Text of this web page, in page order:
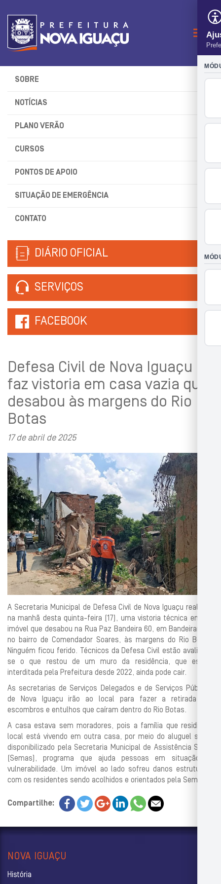
SOBRE
NOTÍCIAS
PLANO VERÃO
CURSOS
PONTOS DE APOIO
SITUAÇÃO DE EMERGÊNCIA
CONTATO
DIÁRIO OFICIAL
SERVIÇOS
FACEBOOK
Defesa Civil de Nova Iguaçu
faz vistoria em casa vazia que
desabou às margens do Rio
Botas
17 de abril de 2025
A Secretaria Municipal de Defesa Civil de Nova Iguaçu realizou,
na manhã desta quinta-feira (17), uma vistoria técnica em um
imóvel que desabou na Rua Paz Bandeira 60, em Bandeirantes,
no bairro de Comendador Soares, às margens do Rio Botas.
Ninguém ficou ferido. Técnicos da Defesa Civil estão avaliando
se o que restou de um muro da residência, que estava
interditada pela Prefeitura desde 2022, ainda pode cair.
As secretarias de Serviços Delegados e de Serviços Públicos
de Nova Iguaçu irão ao local para fazer a retirada dos
escombros e entulhos que caíram dentro do Rio Botas.
A casa estava sem moradores, pois a família que residia no
local está vivendo em outra casa, por meio do aluguel social
disponibilizado pela Secretaria Municipal de Assistência Social
(Semas), programa que ajuda pessoas em situação de
vulnerabilidade. Um imóvel ao lado sofreu danos estruturais,
com os residentes sendo acolhidos e orientados pela Semas.
Compartilhe:
NOVA IGUAÇU
História